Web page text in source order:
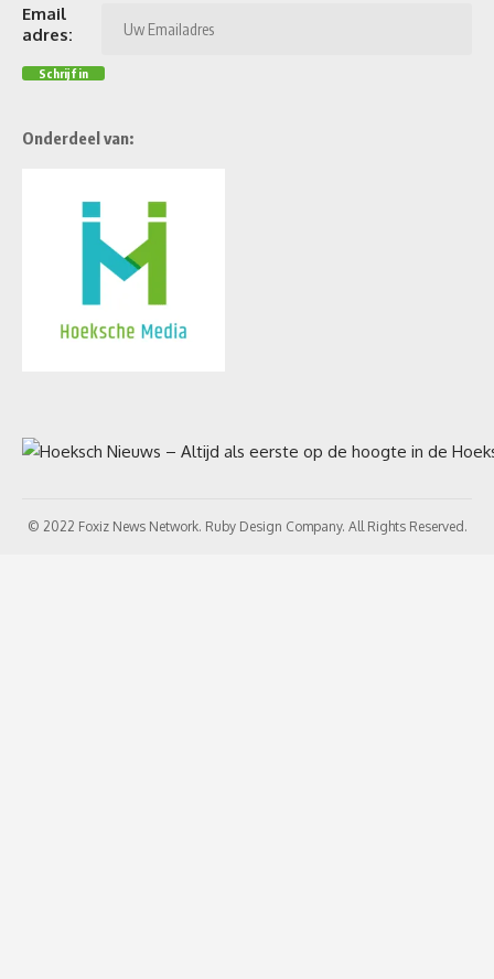
Email
adres:
Onderdeel van:
© 2022 Foxiz News Network. Ruby Design Company. All Rights Reserved.